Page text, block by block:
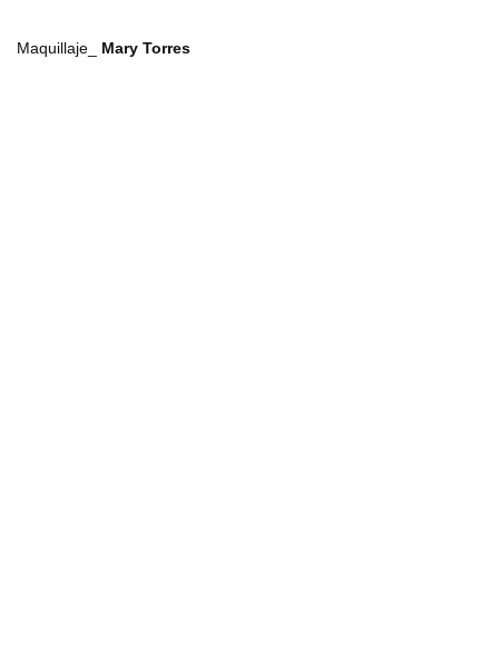
Maquillaje_ Mary Torres